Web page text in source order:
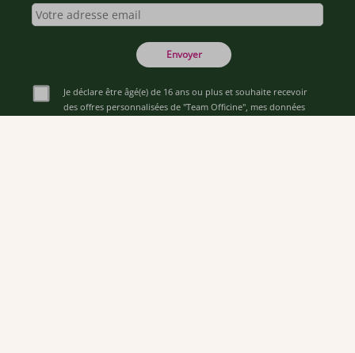
Envoyer
Je déclare être âgé(e) de 16 ans ou plus et souhaite recevoir
des offres personnalisées de "Team Officine", mes données